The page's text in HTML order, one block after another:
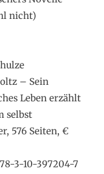
nicht)
– Sein
Leben erzählt
selbst
576 Seiten, €
3-10-397204-7